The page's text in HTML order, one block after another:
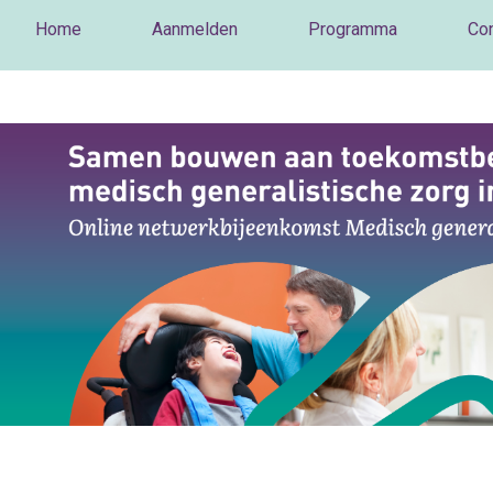
Home Aanmelden Programma